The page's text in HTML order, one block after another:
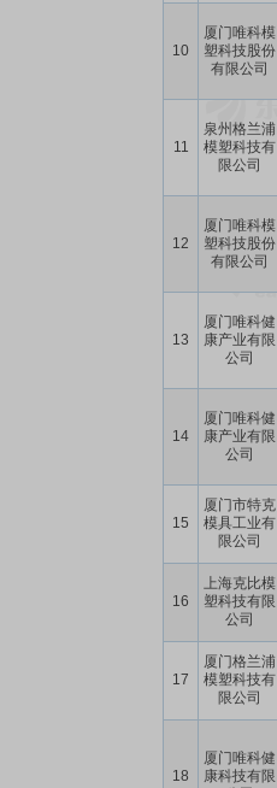
10
厦门唯科模
塑科技股份
有限公司
11
泉州格兰浦
模塑科技有
限公司
12
厦门唯科模
塑科技股份
有限公司
13
厦门唯科健
康产业有限
公司
14
厦门唯科健
康产业有限
公司
15
厦门市特克
模具工业有
限公司
16
上海克比模
塑科技有限
公司
17
厦门格兰浦
模塑科技有
限公司
18
厦门唯科健
康科技有限